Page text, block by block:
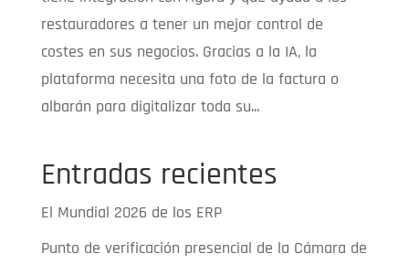
restauradores a tener un mejor control de
costes en sus negocios. Gracias a la IA, la
plataforma necesita una foto de la factura o
albarán para digitalizar toda su...
Entradas recientes
El Mundial 2026 de los ERP
Punto de verificación presencial de la Cámara de